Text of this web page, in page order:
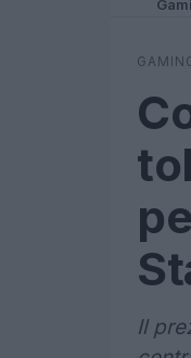
Il